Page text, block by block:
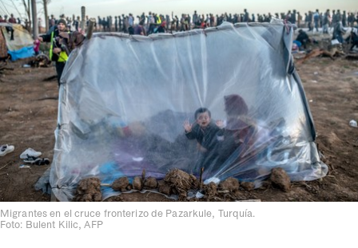
Migrantes en el cruce fronterizo de Pazarkule, Turquía.
Foto: Bulent Kilic, AFP